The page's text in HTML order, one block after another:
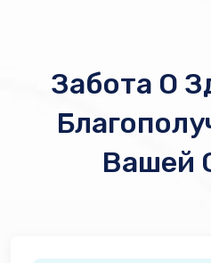
Забота О
Вашей